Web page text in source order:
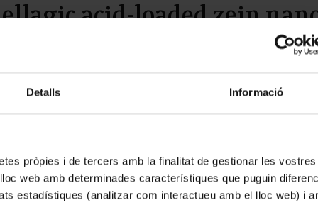
Detalls Informació
pròpies i de tercers amb la finalitat de gestionar les vostres
web amb determinades característiques que puguin
estadístiques (analitzar com interactueu amb el lloc web) i
acid-loaded zein
de Sousa; F. F.